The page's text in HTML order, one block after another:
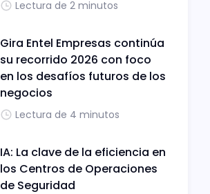
Lectura de 2 minutos
Gira Entel Empresas continúa
su recorrido 2026 con foco
en los desafíos futuros de los
negocios
Lectura de 4 minutos
IA: La clave de la eficiencia en
los Centros de Operaciones
de Seguridad